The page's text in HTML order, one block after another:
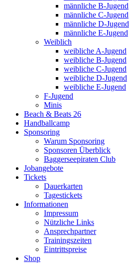
männliche B-Jugend
männliche C-Jugend
männliche D-Jugend
männliche E-Jugend
Weiblich
weibliche A-Jugend
weibliche B-Jugend
weibliche C-Jugend
weibliche D-Jugend
weibliche E-Jugend
F-Jugend
Minis
Beach & Beats 26
Handballcamp
Sponsoring
Warum Sponsoring
Sponsoren Überblick
Baggerseepiraten Club
Jobangebote
Tickets
Dauerkarten
Tagestickets
Informationen
Impressum
Nützliche Links
Ansprechpartner
Trainingszeiten
Eintrittspreise
Shop